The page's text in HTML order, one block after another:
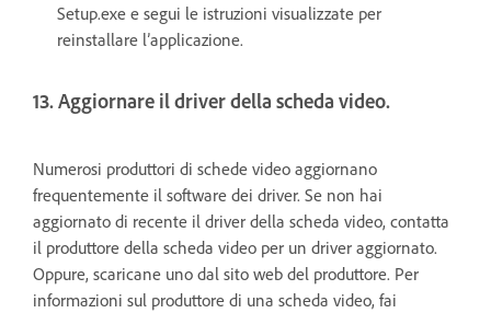
Setup.exe e segui le istruzioni visualizzate per
reinstallare l’applicazione.
13. Aggiornare il driver della scheda video.
Numerosi produttori di schede video aggiornano
frequentemente il software dei driver. Se non hai
aggiornato di recente il driver della scheda video, contatta
il produttore della scheda video per un driver aggiornato.
Oppure, scaricane uno dal sito web del produttore. Per
informazioni sul produttore di una scheda video, fai